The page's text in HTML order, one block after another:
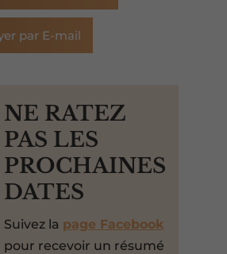
par E-mail
NE RATEZ
PAS LES
PROCHAINES
DATES
Suivez la page Facebook
pour recevoir un résumé